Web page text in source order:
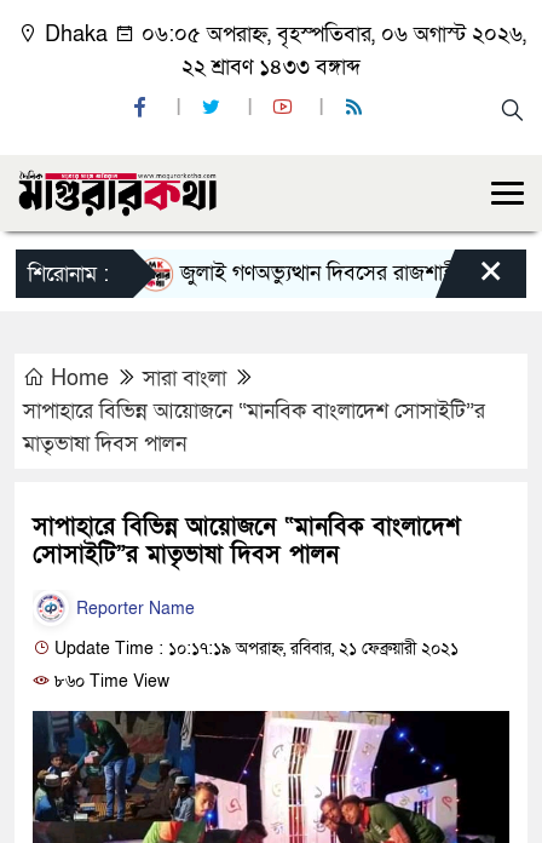
Dhaka
০৬:০৫ অপরাহ্ন, বৃহস্পতিবার, ০৬ অগাস্ট ২০২৬,
২২ শ্রাবণ ১৪৩৩ বঙ্গাব্দ
শিরোনাম : জুলাই গণঅভ্যুত্থান দিবসের রাজশাহী মহানগর×
Home
সারা বাংলা
সাপাহারে বিভিন্ন আয়োজনে “মানবিক বাংলাদেশ সোসাইটি”র
মাতৃভাষা দিবস পালন
সাপাহারে বিভিন্ন আয়োজনে “মানবিক বাংলাদেশ
সোসাইটি”র মাতৃভাষা দিবস পালন
Reporter Name
Update Time : ১০:১৭:১৯ অপরাহ্ন, রবিবার, ২১ ফেব্রুয়ারী ২০২১
৮৬০ Time View